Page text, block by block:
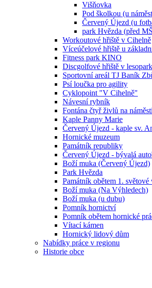
Višňovka
Pod školkou (u
Červený Újezd (u
park Hvězda (před
Workoutové hřiště v Cihelně
Víceúčelové hřiště u
Fitness park KINO
Discgolfové hřiště v
Sportovní areál TJ Baník
Psí loučka pro agility
Cyklopoint "V Cihelně"
Návesní rybník
Fontána čtyř živlů na
Kaple Panny Marie
Červený Újezd - kaple sv.
Hornické muzeum
Památník republiky
Červený Újezd - bývalá
Boží muka (Červený Újezd)
Park Hvězda
Památník obětem 1. světové
Boží muka (Na Výhledech)
Boží muka (u dubu)
Pomník hornictví
Pomník obětem hornické
Vítací kámen
Hornický lidový dům
Nabídky práce v regionu
Historie obce